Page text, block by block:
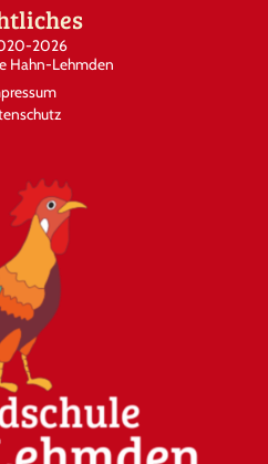
2026
Hahn-Lehmden